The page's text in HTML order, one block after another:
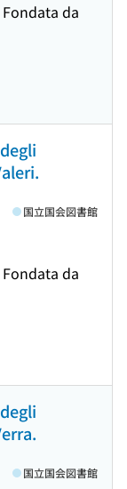
da
da
国立国会図書館
国立国会図書館